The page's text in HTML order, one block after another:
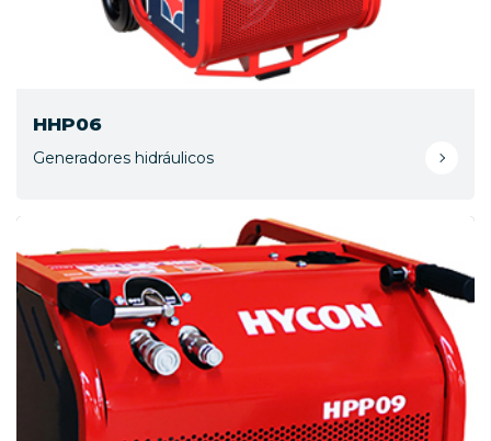
HHP06
Generadores hidráulicos